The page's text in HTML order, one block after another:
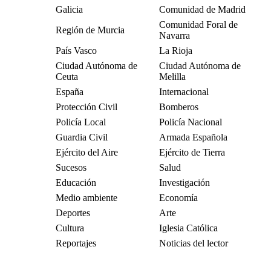
Galicia
Comunidad de Madrid
Región de Murcia
Comunidad Foral de
Navarra
País Vasco
La Rioja
Ciudad Autónoma de
Ceuta
Ciudad Autónoma de
Melilla
España
Internacional
Protección Civil
Bomberos
Policía Local
Policía Nacional
Guardia Civil
Armada Española
Ejército del Aire
Ejército de Tierra
Sucesos
Salud
Educación
Investigación
Medio ambiente
Economía
Deportes
Arte
Cultura
Iglesia Católica
Reportajes
Noticias del lector